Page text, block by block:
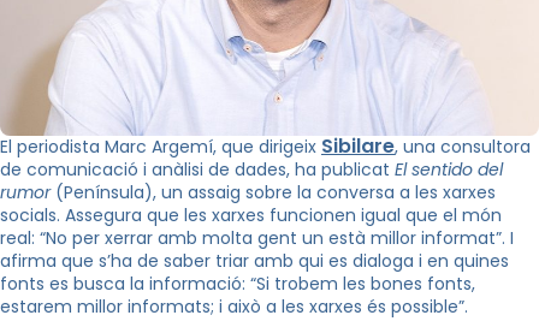
El periodista Marc Argemí, que dirigeix Sibilare, una consultora
de comunicació i anàlisi de dades, ha publicat El sentido del
rumor(Península), un assaig sobre la conversa a les xarxes
socials. Assegura que les xarxes funcionen igual que el món
real: “No per xerrar amb molta gent un està millor informat”. I
afirma que s’ha de saber triar amb qui es dialoga i en quines
fonts es busca la informació: “Si trobem les bones fonts,
estarem millor informats; i això a les xarxes és possible”.